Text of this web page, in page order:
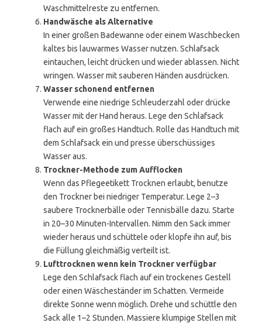
Waschmittelreste zu entfernen.
Handwäsche als Alternative
In einer großen Badewanne oder einem Waschbecken
kaltes bis lauwarmes Wasser nutzen. Schlafsack
eintauchen, leicht drücken und wieder ablassen. Nicht
wringen. Wasser mit sauberen Händen ausdrücken.
Wasser schonend entfernen
Verwende eine niedrige Schleuderzahl oder drücke
Wasser mit der Hand heraus. Lege den Schlafsack
flach auf ein großes Handtuch. Rolle das Handtuch mit
dem Schlafsack ein und presse überschüssiges
Wasser aus.
Trockner-Methode zum Aufflocken
Wenn das Pflegeetikett Trocknen erlaubt, benutze
den Trockner bei niedriger Temperatur. Lege 2–3
saubere Trocknerbälle oder Tennisbälle dazu. Starte
in 20–30 Minuten-Intervallen. Nimm den Sack immer
wieder heraus und schüttele oder klopfe ihn auf, bis
die Füllung gleichmäßig verteilt ist.
Lufttrocknen wenn kein Trockner verfügbar
Lege den Schlafsack flach auf ein trockenes Gestell
oder einen Wäscheständer im Schatten. Vermeide
direkte Sonne wenn möglich. Drehe und schüttle den
Sack alle 1–2 Stunden. Massiere klumpige Stellen mit